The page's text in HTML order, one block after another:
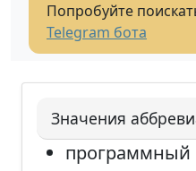
Попробуйте
Telegram бота
Значения
программный